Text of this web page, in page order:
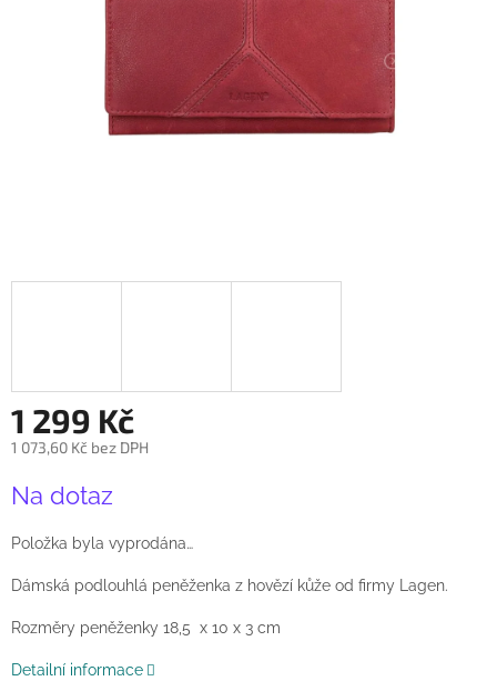
1 299 Kč
1 073,60 Kč bez DPH
cena:
Na dotaz
Položka byla vyprodána…
Dámská podlouhlá peněženka z hovězí kůže od firmy Lagen.
Rozměry peněženky 18,5 x 10 x 3 cm
Detailní informace